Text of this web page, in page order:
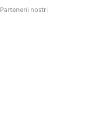
Partenerii nostri